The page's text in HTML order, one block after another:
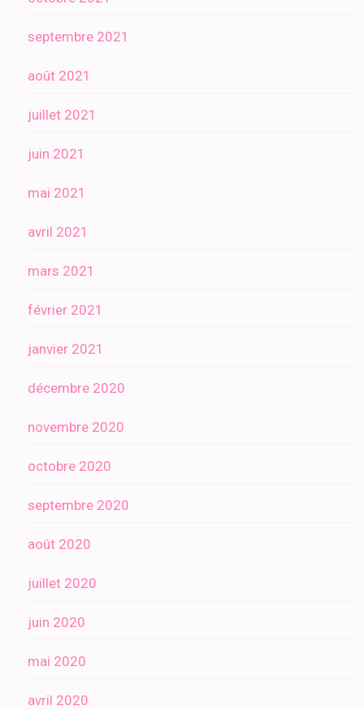
septembre 2021
août 2021
juillet 2021
juin 2021
mai 2021
avril 2021
mars 2021
février 2021
janvier 2021
décembre 2020
novembre 2020
octobre 2020
septembre 2020
août 2020
juillet 2020
juin 2020
mai 2020
avril 2020